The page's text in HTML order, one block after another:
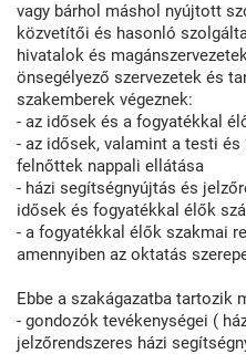
vagy bárhol máshol nyújtott
közvetítői és hasonló
hivatalok és
önsegélyező szervezetek és
szakemberek végeznek:
- az idősek és a fogyatékkal
- az idősek, valamint a testi
felnőttek nappali ellátása
- házi segítségnyújtás és
idősek és fogyatékkal élők
- a fogyatékkal élők szakmai
amennyiben az oktatás
Ebbe a szakágazatba tartozik
- gondozók tevékenységei (
jelzőrendszeres házi